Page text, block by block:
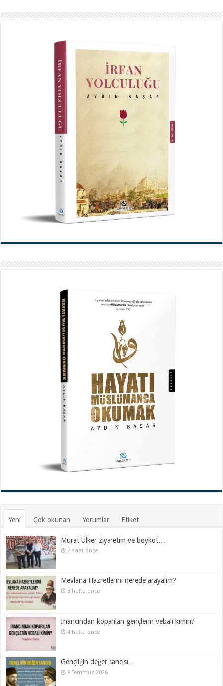
Yeni Çok okunan Yorumlar Etiket
Murat Ülker ziyaretim ve boykot…
2 saat önce
Mevlana Hazretlerini nerede arayalım?
3 hafta önce
İnancından koparılan gençlerin vebali kimin?
4 hafta önce
Gençliğin değer sancısı…
8 Temmuz 2026